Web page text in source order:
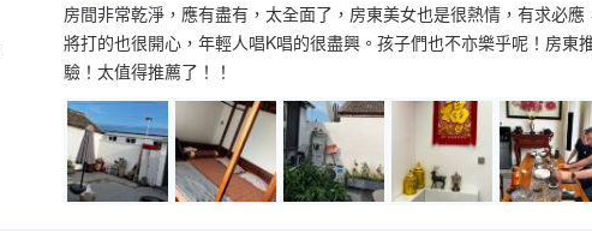
房間非常乾淨，應有盡有，太全面了，房東美女也是很熱情，有求必
將打的也很開心，年輕人唱K唱的很盡興。孩子們也不亦樂乎呢！房
驗！太值得推薦了！！